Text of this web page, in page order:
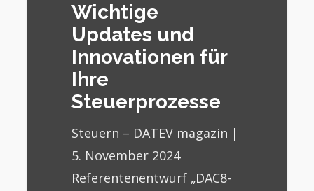
Wichtige
Updates und
Innovationen für
Ihre
Steuerprozesse
Steuern – DATEV magazin |
5. November 2024
Referentenentwurf „DAC8-